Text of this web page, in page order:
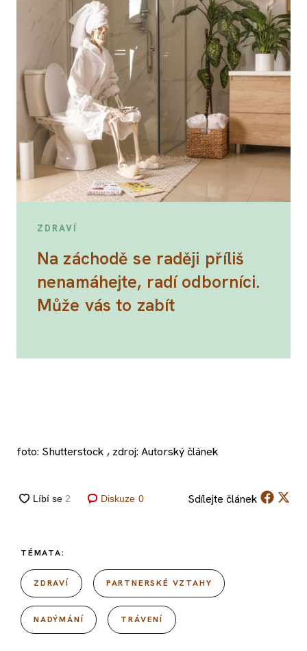
ZDRAVÍ
Na záchodě se raději příliš
nenamáhejte, radí odborníci.
Může vás to zabít
foto: Shutterstock , zdroj: Autorský článek
Diskuze 0 Sdílejte článek
TÉMATA:
ZDRAVÍ PARTNERSKÉ VZTAHY
NADÝMÁNÍ TRÁVENÍ